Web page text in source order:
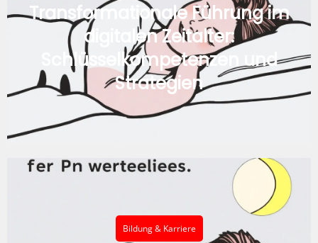
Transformationale Führung im
digitalen Zeitalter:
Schlüsselkompetenzen und
Strategien
Bildung & Karriere